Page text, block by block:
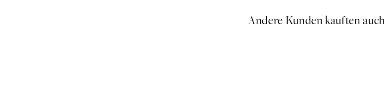
Andere Kunden kauften auch